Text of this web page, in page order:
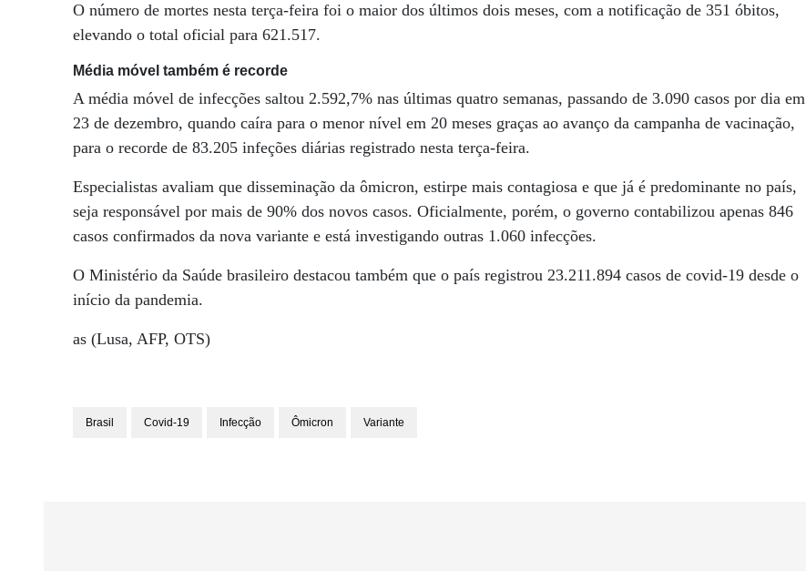
O número de mortes nesta terça-feira foi o maior dos últimos dois meses, com a notificação de 351 óbitos,
elevando o total oficial para 621.517.
Média móvel também é recorde
A média móvel de infecções saltou 2.592,7% nas últimas quatro semanas, passando de 3.090 casos por dia em
23 de dezembro, quando caíra para o menor nível em 20 meses graças ao avanço da campanha de vacinação,
para o recorde de 83.205 infeções diárias registrado nesta terça-feira.
Especialistas avaliam que disseminação da ômicron, estirpe mais contagiosa e que já é predominante no país,
seja responsável por mais de 90% dos novos casos. Oficialmente, porém, o governo contabilizou apenas 846
casos confirmados da nova variante e está investigando outras 1.060 infecções.
O Ministério da Saúde brasileiro destacou também que o país registrou 23.211.894 casos de covid-19 desde o
início da pandemia.
as (Lusa, AFP, OTS)
Brasil Covid-19 Infecção Ômicron Variante